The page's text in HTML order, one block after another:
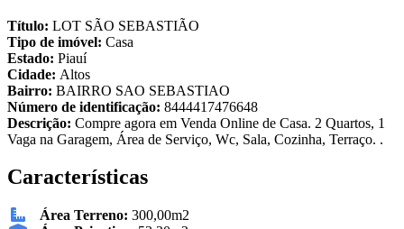
Título: LOT SÃO SEBASTIÃO
Tipo de imóvel: Casa
Estado: Piauí
Cidade: Altos
Bairro: BAIRRO SAO SEBASTIAO
Número de identificação: 8444417476648
Descrição: Compre agora em Venda Online de Casa. 2 Quartos, 1
Vaga na Garagem, Área de Serviço, Wc, Sala, Cozinha, Terraço. .
Características
Área Terreno: 300,00m2